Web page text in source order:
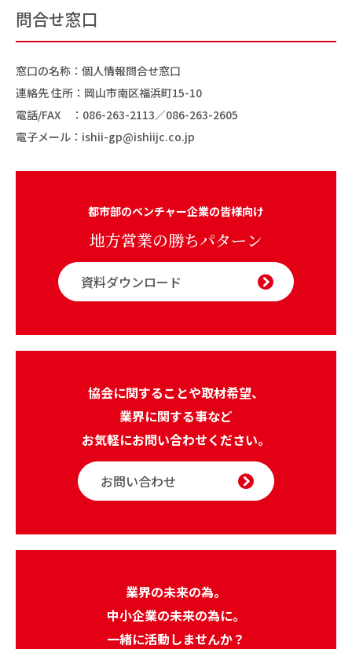
問合せ窓口
窓口の名称：個人情報問合せ窓口
連絡先 住所：岡山市南区福浜町15-10
電話/FAX ： 086-263-2113／086-263-2605
電子メール： ishii-gp@ishiijc.co.jp
都市部のベンチャー企業の皆様向け
地方営業の勝ちパターン
資料ダウンロード
協会に関することや取材希望、
業界に関する事など
お気軽にお問い合わせください。
お問い合わせ
業界の未来の為。
中小企業の未来の為に。
一緒に活動しませんか？